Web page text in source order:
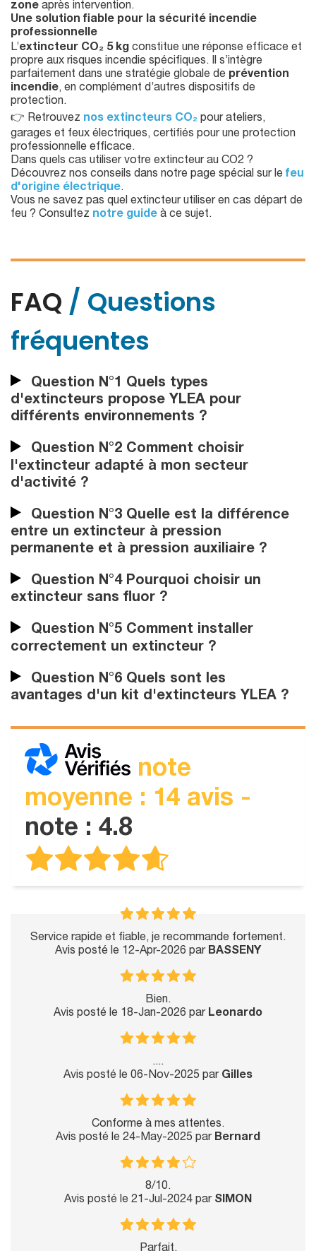
zone après intervention.
Une solution fiable pour la sécurité incendie
professionnelle
L’extincteur CO₂ 5 kg constitue une réponse efficace et
propre aux risques incendie spécifiques. Il s’intègre
parfaitement dans une stratégie globale de prévention
incendie, en complément d’autres dispositifs de
protection.
👉 Retrouvez nos extincteurs CO₂ pour ateliers,
garages et feux électriques, certifiés pour une protection
professionnelle efficace.
Dans quels cas utiliser votre extincteur au CO2 ?
Découvrez nos conseils dans notre page spécial sur le feu
d'origine électrique.
Vous ne savez pas quel extincteur utiliser en cas départ de
feu ? Consultez notre guide à ce sujet.
FAQ / Questions
fréquentes
Question N°1 Quels types
d'extincteurs propose YLEA pour
différents environnements ?
Question N°2 Comment choisir
l'extincteur adapté à mon secteur
d'activité ?
Question N°3 Quelle est la différence
entre un extincteur à pression
permanente et à pression auxiliaire ?
Question N°4 Pourquoi choisir un
extincteur sans fluor ?
Question N°5 Comment installer
correctement un extincteur ?
Question N°6 Quels sont les
avantages d'un kit d'extincteurs YLEA ?
note
moyenne : 14 avis -
note : 4.8
Service rapide et fiable, je recommande fortement.
Avis posté le 12-Apr-2026 par BASSENY
Bien.
Avis posté le 18-Jan-2026 par Leonardo
....
Avis posté le 06-Nov-2025 par Gilles
Conforme à mes attentes.
Avis posté le 24-May-2025 par Bernard
8/10.
Avis posté le 21-Jul-2024 par SIMON